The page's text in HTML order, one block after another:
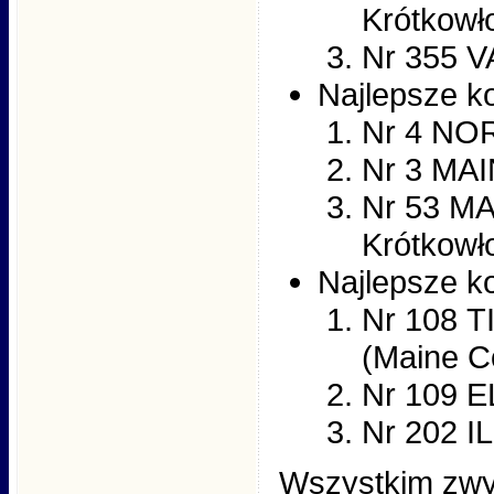
Nr 355
Najlepsze
Nr 4
Nr 3
Nr 53
Najlepsze
Nr 108
(Maine
Nr 109
Nr 202
Wszystkim